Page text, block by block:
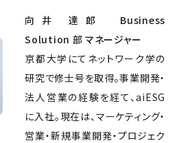
向井 達郎 Business
Solution 部 マネージャー
京都大学にてネットワーク学の
研究で修士号を取得。事業開発・
法人営業の経験を経て、aiESG
に入社。現在は、マーケティング・
営業・新規事業開発・プロジェク